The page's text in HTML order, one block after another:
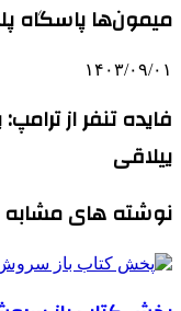
میمون‌ها پاسگاه
۱۴۰۳/۰۹/۰۱
فایده تنفر از
ییلاقی
نوشته های مشابه